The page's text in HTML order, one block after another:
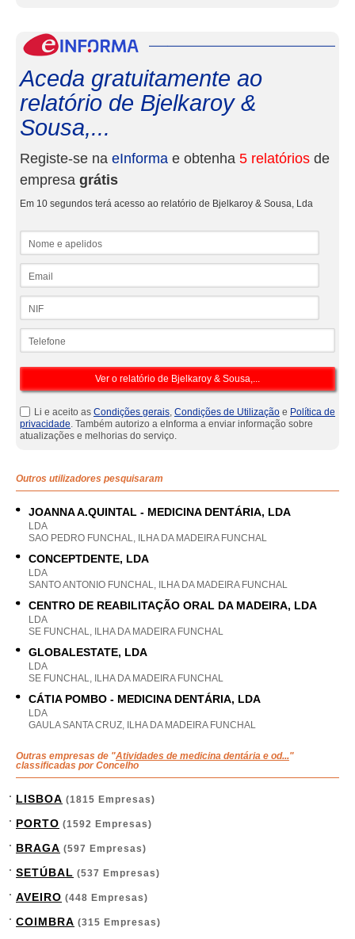
Aceda gratuitamente ao
relatório de Bjelkaroy &
Sousa,...
Registe-se na eInforma e obtenha 5 relatórios de
empresa grátis
Em 10 segundos terá acesso ao relatório de Bjelkaroy & Sousa, Lda
Li e aceito as Condições gerais, Condições de Utilização e Política de
privacidade. Também autorizo a eInforma a enviar informação sobre
atualizações e melhorias do serviço.
Outros utilizadores pesquisaram
JOANNA A.QUINTAL - MEDICINA DENTÁRIA, LDA
LDA
SAO PEDRO FUNCHAL, ILHA DA MADEIRA FUNCHAL
CONCEPTDENTE, LDA
LDA
SANTO ANTONIO FUNCHAL, ILHA DA MADEIRA FUNCHAL
CENTRO DE REABILITAÇÃO ORAL DA MADEIRA, LDA
LDA
SE FUNCHAL, ILHA DA MADEIRA FUNCHAL
GLOBALESTATE, LDA
LDA
SE FUNCHAL, ILHA DA MADEIRA FUNCHAL
CÁTIA POMBO - MEDICINA DENTÁRIA, LDA
LDA
GAULA SANTA CRUZ, ILHA DA MADEIRA FUNCHAL
Outras empresas de "Atividades de medicina dentária e od..."
classificadas por Concelho
LISBOA (1815 Empresas)
PORTO (1592 Empresas)
BRAGA (597 Empresas)
SETÚBAL (537 Empresas)
AVEIRO (448 Empresas)
COIMBRA (315 Empresas)